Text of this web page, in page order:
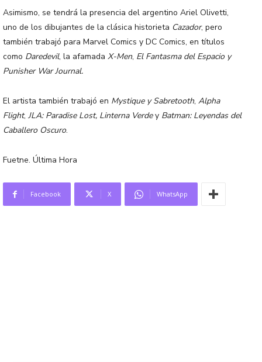
Asimismo, se tendrá la presencia del argentino Ariel Olivetti,
uno de los dibujantes de la clásica historieta Cazador, pero
también trabajó para Marvel Comics y DC Comics, en títulos
como Daredevil, la afamada X-Men, El Fantasma del Espacio y
Punisher War Journal.
El artista también trabajó en Mystique y Sabretooth, Alpha
Flight, JLA: Paradise Lost, Linterna Verdey Batman: Leyendas del
Caballero Oscuro.
Fuetne. Última Hora
Facebook X WhatsApp